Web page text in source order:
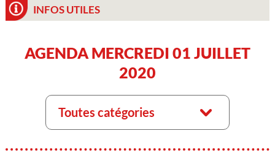
INFOS UTILES
AGENDA MERCREDI 01 JUILLET
2020
Toutes catégories